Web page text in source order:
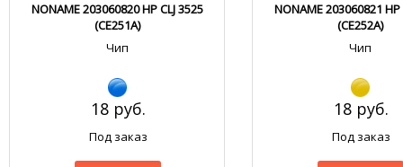
NONAME 203060820 HP CLJ 3525
(CE251A)
Чип
18 руб.
Под заказ
NONAME 203060821 HP
(CE252A)
Чип
18 руб.
Под заказ